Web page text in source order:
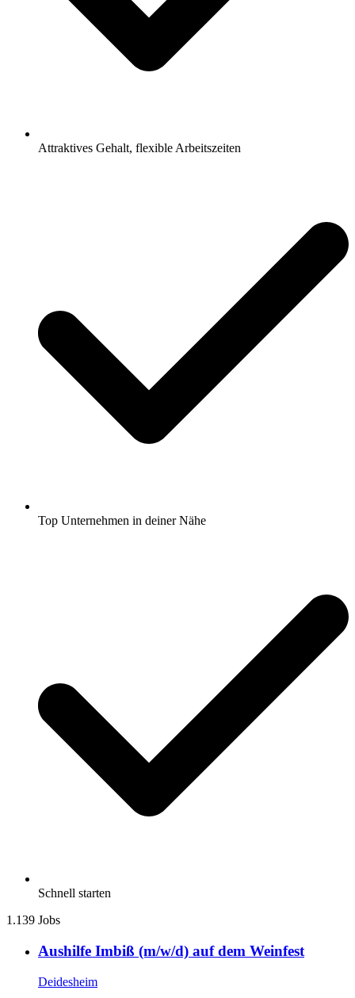
Attraktives Gehalt, flexible Arbeitszeiten
Top Unternehmen in deiner Nähe
Schnell starten
1.139 Jobs
Aushilfe Imbiß (m/w/d) auf dem Weinfest
Deidesheim